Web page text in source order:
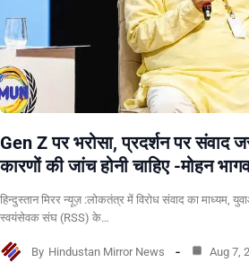
Gen Z पर भरोसा, प्रदर्शन पर
कारणों की जांच होनी चाहिए -मोहन
हिन्दुस्तान मिरर न्यूज़ :लोकतंत्र में विरोध संवाद का माध्यम,
स्वयंसेवक संघ (RSS) के…
By Hindustan Mirror News Aug 7,